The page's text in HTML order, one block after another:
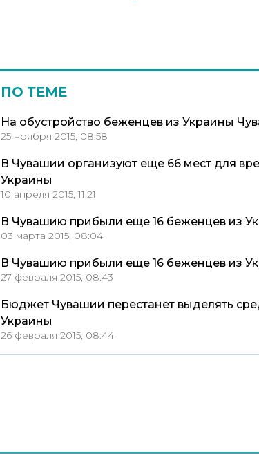
ПО ТЕМЕ
На обустройство беженцев из Украины
25 ноября 2015, 08:58
В Чувашии организуют еще 66 мест для
Украины
10 апреля 2015, 11:21
В Чувашию прибыли еще 16 беженцев из
03 марта 2015, 08:04
В Чувашию прибыли еще 16 беженцев из
27 февраля 2015, 08:43
Бюджет Чувашии перестанет выделять
Украины
26 февраля 2015, 08:44